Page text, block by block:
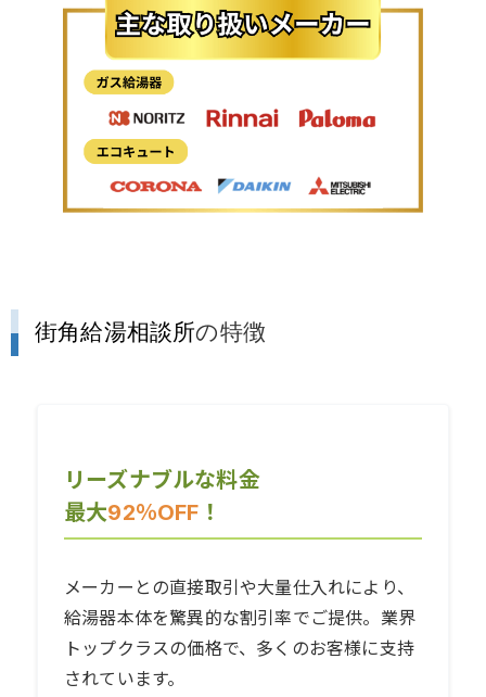
街角給湯相談所の特徴
リーズナブルな料金
最大92％OFF ！
メーカーとの直接取引や大量仕入れにより、
給湯器本体を驚異的な割引率でご提供。業界
トップクラスの価格で、多くのお客様に支持
されています。